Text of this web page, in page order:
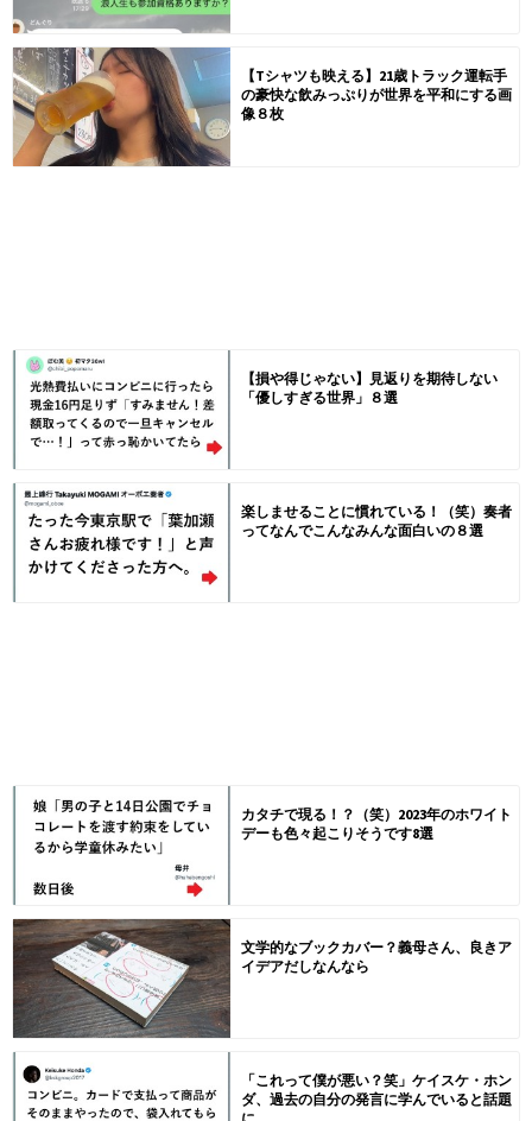
【Tシャツも映える】21歳トラック運転手
の豪快な飲みっぷりが世界を平和にする画
像８枚
【損や得じゃない】見返りを期待しない
「優しすぎる世界」８選
楽しませることに慣れている！（笑）奏者
ってなんでこんなみんな面白いの８選
カタチで現る！？（笑）2023年のホワイト
デーも色々起こりそうです8選
文学的なブックカバー？義母さん、良きア
イデアだしなんなら
「これって僕が悪い？笑」ケイスケ・ホン
ダ、過去の自分の発言に学んでいると話題